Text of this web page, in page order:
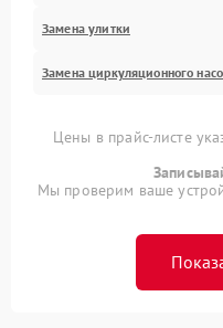
Замена улитки
Замена циркуляционного
Цены в прайс-листе
Мы проверим ваше